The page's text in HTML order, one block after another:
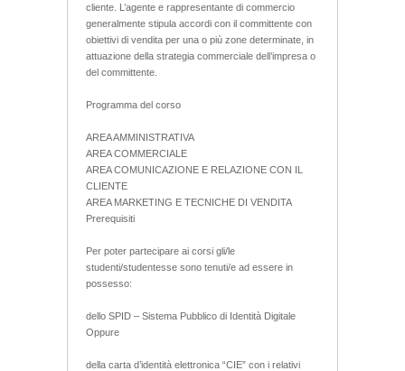
cliente. L’agente e rappresentante di commercio
generalmente stipula accordi con il committente con
obiettivi di vendita per una o più zone determinate, in
attuazione della strategia commerciale dell’impresa o
del committente.
Programma del corso
AREA AMMINISTRATIVA
AREA COMMERCIALE
AREA COMUNICAZIONE E RELAZIONE CON IL
CLIENTE
AREA MARKETING E TECNICHE DI VENDITA
Prerequisiti
Per poter partecipare ai corsi gli/le
studenti/studentesse sono tenuti/e ad essere in
possesso:
dello SPID – Sistema Pubblico di Identità Digitale
Oppure
della carta d’identità elettronica “CIE” con i relativi